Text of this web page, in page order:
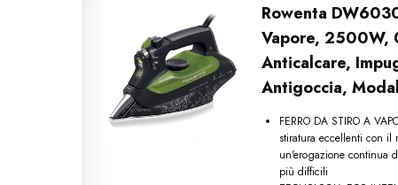
Rowenta
Vapore, 2500W,
Anticalcare,
Antigoccia,
FERRO DA STIRO A
stiratura eccellenti con
un'erogazione continua
più difficili